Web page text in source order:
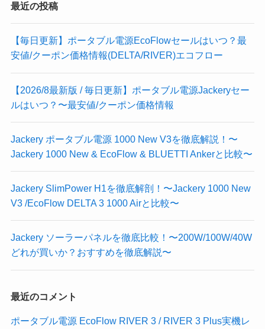
最近の投稿
【毎日更新】ポータブル電源EcoFlowセールはいつ？最
安値/クーポン価格情報(DELTA/RIVER)エコフロー
【2026/8最新版 / 毎日更新】ポータブル電源Jackeryセー
ルはいつ？〜最安値/クーポン価格情報
Jackery ポータブル電源 1000 New V3を徹底解説！〜
Jackery 1000 New & EcoFlow & BLUETTI Ankerと比較〜
Jackery SlimPower H1を徹底解剖！〜Jackery 1000 New
V3 /EcoFlow DELTA 3 1000 Airと比較〜
Jackery ソーラーパネルを徹底比較！〜200W/100W/40W
どれが買いか？おすすめを徹底解説〜
最近のコメント
ポータブル電源 EcoFlow RIVER 3 / RIVER 3 Plus実機レ